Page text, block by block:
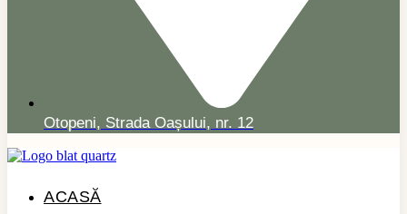
Otopeni, Strada Oașului, nr. 12
ACASĂ